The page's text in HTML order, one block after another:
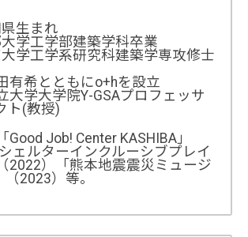
生まれ
学工学部建築学科卒業
学工学系研究科建築学専攻修士
有希とともにo+hを設立
大学大学院Y-GSAプロフェッサ
ト(教授)
Good Job! Center KASHIBA」
ェルターインクルーシブプレイ
2022）「熊本地震震災ミュージ
（2023）等。
ィール